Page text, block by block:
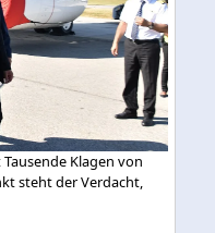
Klagen von
steht der Verdacht,